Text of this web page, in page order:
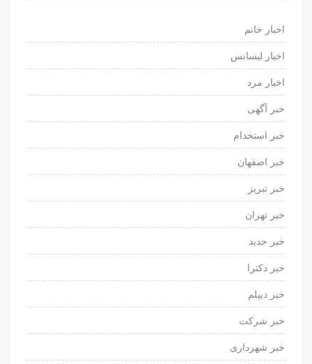
اخبار خانم
اخبار لیسانس
اخبار مرد
خبر آگهی
خبر استخدام
خبر اصفهان
خبر تبریز
خبر تهران
خبر جدید
خبر دکترا
خبر دیپلم
خبر شرکت
خبر شهرداری